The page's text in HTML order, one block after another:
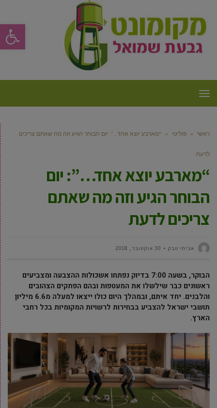
פתח
תפריט
ראשי » פוליטי » “מארבע יוצא אחד…”: יום הבוחר הגיע וזה מה שאתם צריכים
לדעת
“מארבע יוצא אחד…”: יום
הבוחר הגיע וזה מה שאתם
צריכים לדעת
אביחי טבק 30 אוקטובר, 2018
הבוקר, בשעה 7:00 בדיוק נפתחו אשכולות ההצבעה ומצביעים
ראשונים כבר שילשלו את המעטפות ובהם הפתקים הצהובים
והלבנים. יחד איתם, ובמהלך היום כולו ייצאו למעלה מ6.6 מיליון
תושבי ישראל להצביע בבחירות לרשויות המקומיות בכל רחבי
הארץ.